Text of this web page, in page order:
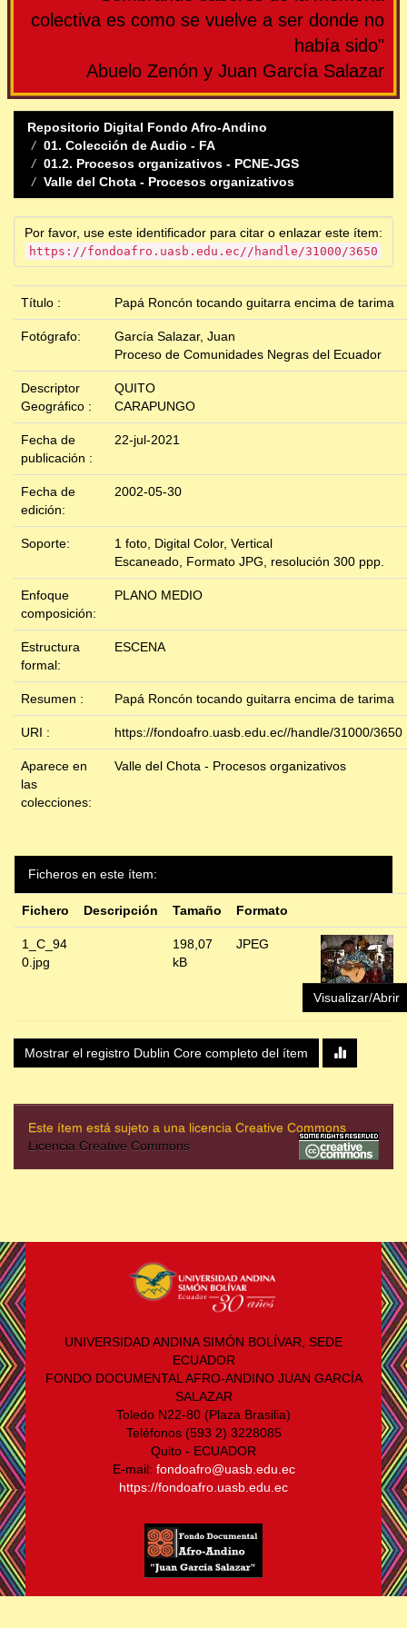
colectiva es como se vuelve a ser donde no
había sido"
Abuelo Zenón y Juan García Salazar
Repositorio Digital Fondo Afro-Andino
01. Colección de Audio - FA
01.2. Procesos organizativos - PCNE-JGS
Valle del Chota - Procesos organizativos
Por favor, use este identificador para citar o enlazar este ítem:
https://fondoafro.uasb.edu.ec//handle/31000/3650
Título : Papá Roncón tocando guitarra encima de tarima
Fotógrafo:
García Salazar, Juan
Proceso de Comunidades Negras del Ecuador
Descriptor
Geográfico :
QUITO
CARAPUNGO
Fecha de
publicación :
22-jul-2021
Fecha de
edición:
2002-05-30
Soporte:
1 foto, Digital Color, Vertical
Escaneado, Formato JPG, resolución 300 ppp.
Enfoque
composición:
PLANO MEDIO
Estructura
formal:
ESCENA
Resumen : Papá Roncón tocando guitarra encima de tarima
URI : https://fondoafro.uasb.edu.ec//handle/31000/3650
Aparece en
las
colecciones:
Valle del Chota - Procesos organizativos
Ficheros en este ítem:
Fichero Descripción Tamaño Formato
1_C_94
0.jpg
198,07
kB
JPEG
Visualizar/Abrir
Mostrar el registro Dublin Core completo del ítem
Este ítem está sujeto a una licencia Creative Commons
Licencia Creative Commons
UNIVERSIDAD ANDINA SIMÓN BOLÍVAR, SEDE
ECUADOR
FONDO DOCUMENTAL AFRO-ANDINO JUAN GARCÍA
SALAZAR
Toledo N22-80 (Plaza Brasilia)
Teléfonos (593 2) 3228085
Quito - ECUADOR
E-mail: fondoafro@uasb.edu.ec
https://fondoafro.uasb.edu.ec